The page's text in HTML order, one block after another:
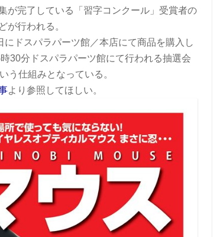
が完了している「習字コンクール」受賞者の
が行われる。
ドスパラパーツ館／本店にて商品を購入し
30分ドスパラパーツ館にて行われる抽選会
う仕組みとなっている。
より参照してほしい。